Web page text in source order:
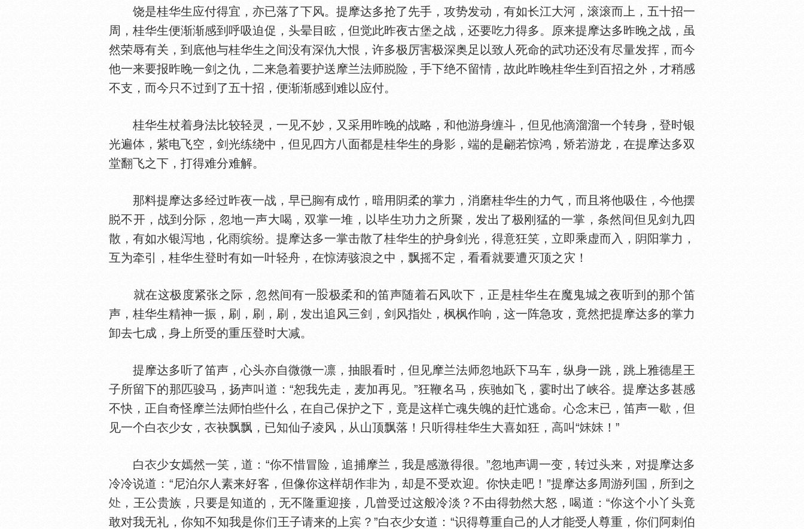
饶是桂华生应付得宜，亦已落了下风。提摩达多抢了先手，攻势发动，有如长江大河，滚滚而上，五十招一
周，桂华生便渐渐感到呼吸迫促，头晕目眩，但觉此昨夜古堡之战，还要吃力得多。原来提摩达多昨晚之战，虽
然荣辱有关，到底他与桂华生之间没有深仇大恨，许多极厉害极深奥足以致人死命的武功还没有尽量发挥，而今
他一来要报昨晚一剑之仇，二来急着要护送摩兰法师
险，手下绝不留情，故此昨晚桂华生到百招之外，才稍感
不支，而今只不过到了五十招，便渐渐感到难以应付。
桂华生杖着身法比较轻灵，一见不妙，又采用昨晚的战略，和他游身缠斗，但见他滴溜溜一个转身，登时银
光遍
，紫电飞空，剑光练绕中，但见四方八面都是桂华生的身影，端的是翩若惊鸿，矫若游龙，在提摩达多双
堂翻飞之下，打得难分难解。
那料提摩达多经过昨夜一战，早已 有成竹，暗用
柔的掌力，消磨桂华生的力气，而且将他吸住，今他摆
不开，战到分际，忽地一声大喝，双掌一堆，以毕生功力之所聚，发出了极刚猛的一掌，条然间但见剑九四
散，有如
银泻地，化雨缤纷。提摩达多一掌击散了桂华生的护身剑光，得意狂笑，立即乘虚而入，
阳掌力，
互为牵引，桂华生登时有如一叶轻舟，在惊涛骇
之中，飘摇不定，看看就要遭灭顶之灾！
就在这极度紧张之际，忽然间有一
极柔和的笛声随着石风吹下，正是桂华生在魔鬼城之夜听到的那个笛
声，桂华生精神一振，刷，刷，刷，发出追风三剑，剑风指
，枫枫作响，这一阵急攻，竟然把提摩达多的掌力
卸去七成，身上所受的重压登时大减。
提摩达多听了笛声，心头亦自微微一凛，抽眼看时，但见摩兰法师忽地跃下马车，纵身一跳，跳上雅德星王
子所留下的那匹骏马，扬声叫道：“恕我先走，麦加再见。”狂鞭名马，疾驰如飞，霎时出了峡谷。提摩达多甚感
不快，正自奇怪摩兰法师怕些什么，在自己保护之下，竟是这样亡魂失魄的赶忙逃命。心念末已，笛声一歇，但
见一个白
少女， 袂飘飘，已知仙子凌风，从山顶飘落！只听得桂华生大喜如狂，高叫“ ！”
白
少女嫣然一笑，道：“你不惜冒险，追捕摩兰，我是感激得很。”忽地声调一变，转过头来，对提摩达多
冷冷说道：“尼泊尔人素来好客，但像你这样胡作非为，却是不受欢迎。你快走吧！”提摩达多周游列
，所到之
，王公贵族，只要是知道的，无不隆重迎接，几曾受过这般冷淡？不由得勃然大怒，喝道：“你这个小丫头竟
敢对我无礼，你知不知我是你们王子请来的上宾？”白
少女道：“识得尊重自己的人才能受人尊重，你们阿刺伯